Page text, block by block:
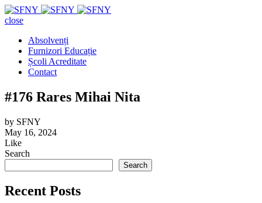
close
Absolvenți
Furnizori Educație
Școli Acreditate
Contact
#176 Rares Mihai Nita
by SFNY
May 16, 2024
Like
Search
Search
Recent Posts